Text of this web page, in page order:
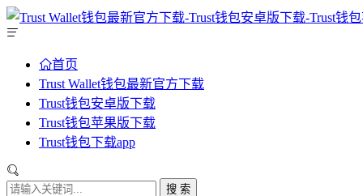
首页
Trust Wallet钱包最新官方下载
Trust钱包安卓版下载
Trust钱包苹果版下载
Trust钱包下载app
搜 索